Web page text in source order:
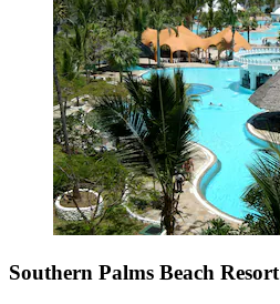
Southern Palms Beach Resort